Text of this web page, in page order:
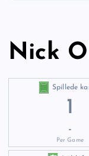
Nick
Spillede
1
-
Per Game